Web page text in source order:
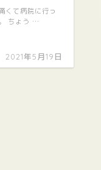
2021年5月19日
くて病院に行っ
ちょう …